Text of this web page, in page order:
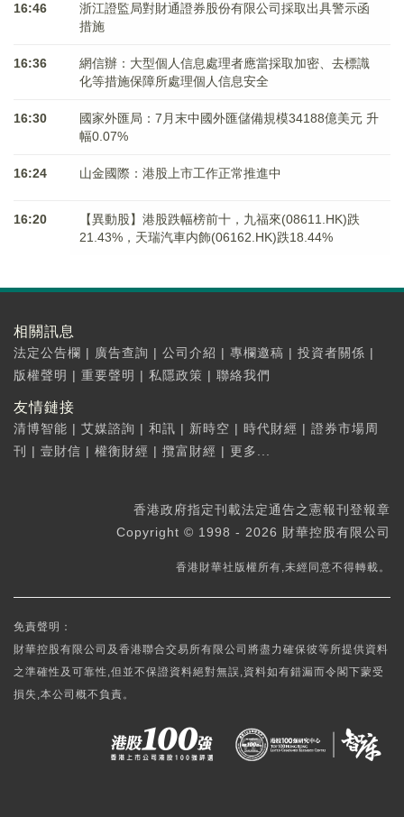
16:46
浙江證監局對財通證券股份有限公司採取出具警示函
措施
16:36
網信辦：大型個人信息處理者應當採取加密、去標識
化等措施保障所處理個人信息安全
16:30
國家外匯局：7月末中國外匯儲備規模34188億美元 升
幅0.07%
16:24 山金國際：港股上市工作正常推進中
16:20
【異動股】港股跌幅榜前十，九福來(08611.HK)跌
21.43%，天瑞汽車内飾(06162.HK)跌18.44%
相關訊息
法定公告欄 | 廣告查詢 | 公司介紹 | 專欄邀稿 | 投資者關係 |
版權聲明 | 重要聲明 | 私隱政策 | 聯絡我們
友情鏈接
清博智能 | 艾媒諮詢 | 和訊 | 新時空 | 時代財經 | 證券市場周
刊
| 壹財信 | 權衡財經 | 攬富財經 | 更多...
香港政府指定刊載法定通告之憲報刊登報章
Copyright © 1998 - 2026 財華控股有限公司
香港財華社版權所有,未經同意不得轉載。
免責聲明：
財華控股有限公司及香港聯合交易所有限公司將盡力確保彼等所提供資料
之準確性及可靠性,但並不保證資料絕對無誤,資料如有錯漏而令閣下蒙受
損失,本公司概不負責。